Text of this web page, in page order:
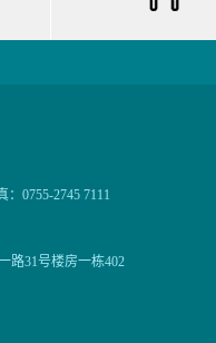
路31号楼房一栋402
：0755-2745 7111